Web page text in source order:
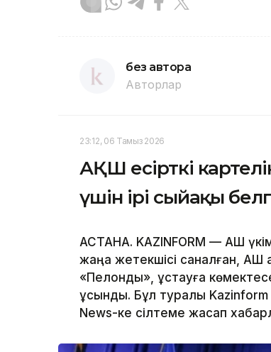
без автора
Авторлар
23:12, 06 Тамыз 2026
АҚШ есірткі
үшін ірі сыйақы
АСТАНА. KAZINFORM — АҚШ
жаңа жетекшісі саналған,
«Пелонды», ұстауға
ұсынды. Бұл туралы Kazinform
News-ке сілтеме жасап